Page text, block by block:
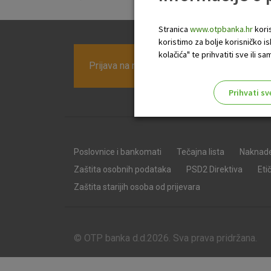
Prijava na newsletter OTP banke
Poslovnice i bankomati Tečajna lista
Zaštita osobnih podataka
PSD2 Direktiva
Zaštita starijih osoba od prijevara
© OTP banka d.d.2026. Sva prava pridržana.
Stranica www.otpbanka.hr
koristimo za bolje korisničko
kolačića" te prihvatiti sve ili
Prihvati